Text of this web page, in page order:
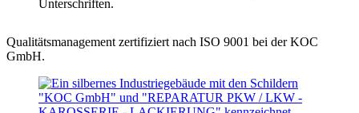
Qualitätsmanagement zertifiziert nach ISO 9001 bei der KOC
GmbH.